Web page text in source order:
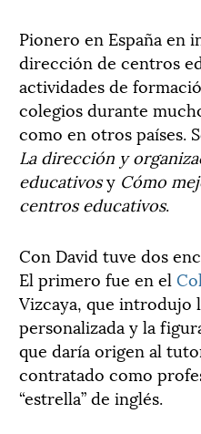
Pionero en España en
dirección de centros
actividades de
colegios durante
como en otros países.
La dirección y
educativosy Cómo
centros educativos.
Con David tuve dos
El primero fue en el
Vizcaya, que introdujo
personalizada y la
que daría origen al
contratado como
“estrella” de inglés.